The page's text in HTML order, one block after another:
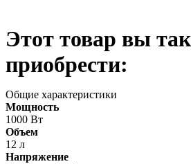
Этот товар вы
приобрести:
Общие характеристики
Мощность
1000 Вт
Объем
12 л
Напряжение